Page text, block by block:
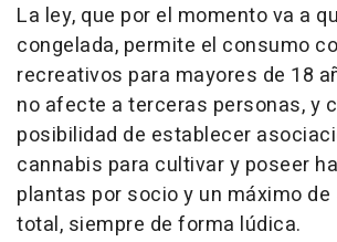
La ley, que por el momento va a
congelada, permite el consumo
recreativos para mayores de 18
no afecte a terceras personas, y
posibilidad de establecer
cannabis para cultivar y poseer
plantas por socio y un máximo
total, siempre de forma lúdica.